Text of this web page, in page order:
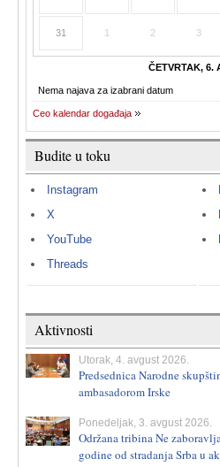
31 1 2 3
ČETVRTAK, 6.
Nema najava za izabrani datum
Ceo kalendar događaja
Budite u toku
Instagram
X
YouTube
Threads
Aktivnosti
Utorak, 4. avgust 2026.
Predsednica Narodne
ambasadorom Irske
Ponedeljak, 3. avgust 2026.
Održana tribina Ne
godine od stradanja Srba u